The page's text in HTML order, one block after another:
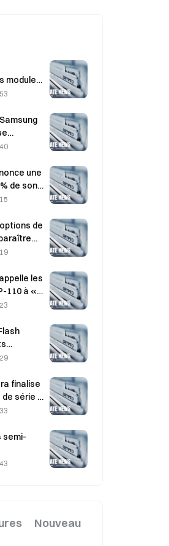
modules
subir un
sa part
des
une
de son
de
dollars
de
les
110 à «
que le
plus bas
les
série A
de 2,4
semi-
les
et de
de
Nouveau